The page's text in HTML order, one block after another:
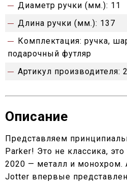
Диаметр ручки (мм.): 11
Длина ручки (мм.): 137
Комплектация: ручка,
подарочный футляр
Артикул производителя:
Описание
Представляем
Parker! Это не классика,
2020 — металл и монохром.
Jotter впервые